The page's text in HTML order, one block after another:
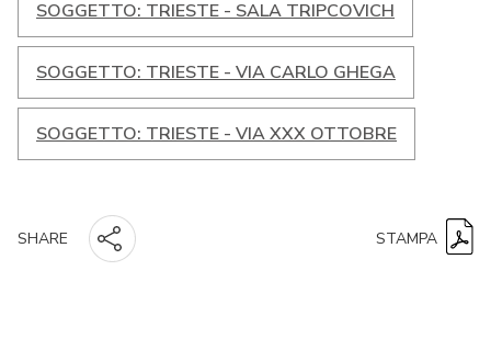
SOGGETTO: TRIESTE - SALA TRIPCOVICH
SOGGETTO: TRIESTE - VIA CARLO GHEGA
SOGGETTO: TRIESTE - VIA XXX OTTOBRE
SHARE STAMPA